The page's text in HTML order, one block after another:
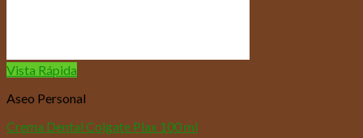
Vista Rápida
Aseo Personal
Crema Dental Colgate Plax 100 ml